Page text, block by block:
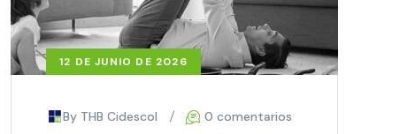
12 DE JUNIO DE 2026
By THB Cidescol 0 comentarios